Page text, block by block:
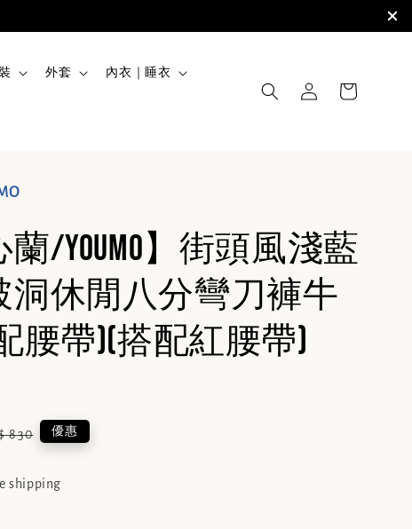
外套 內衣｜睡衣
蘭/YOUMO】街頭風淺藍
洞休閒八分彎刀褲牛
腰帶)(搭配紅腰帶)
830 優惠
shipping